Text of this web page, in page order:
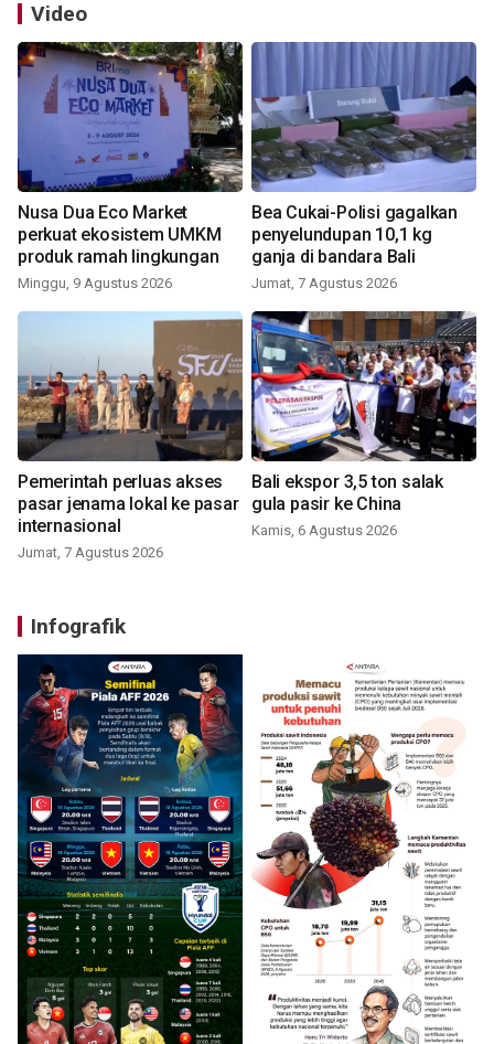
Video
Nusa Dua Eco Market
perkuat ekosistem UMKM
produk ramah lingkungan
Minggu, 9 Agustus 2026
Bea Cukai-Polisi gagalkan
penyelundupan 10,1 kg
ganja di bandara Bali
Jumat, 7 Agustus 2026
Pemerintah perluas akses
pasar jenama lokal ke pasar
internasional
Jumat, 7 Agustus 2026
Bali ekspor 3,5 ton salak
gula pasir ke China
Kamis, 6 Agustus 2026
Infografik